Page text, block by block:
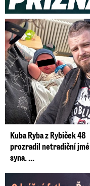
Kuba Ryba z Rybiček 48
prozradil netradiční
syna. ...
Odvážné fotky Denisy